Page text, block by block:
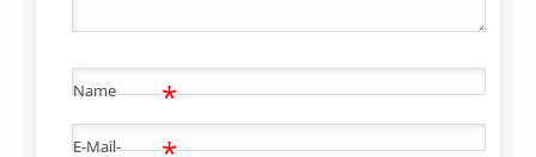
Name *
E-Mail-